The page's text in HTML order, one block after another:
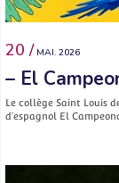
20 / MAI. 2026
– El
Le collège Saint Louis
d’espagnol El